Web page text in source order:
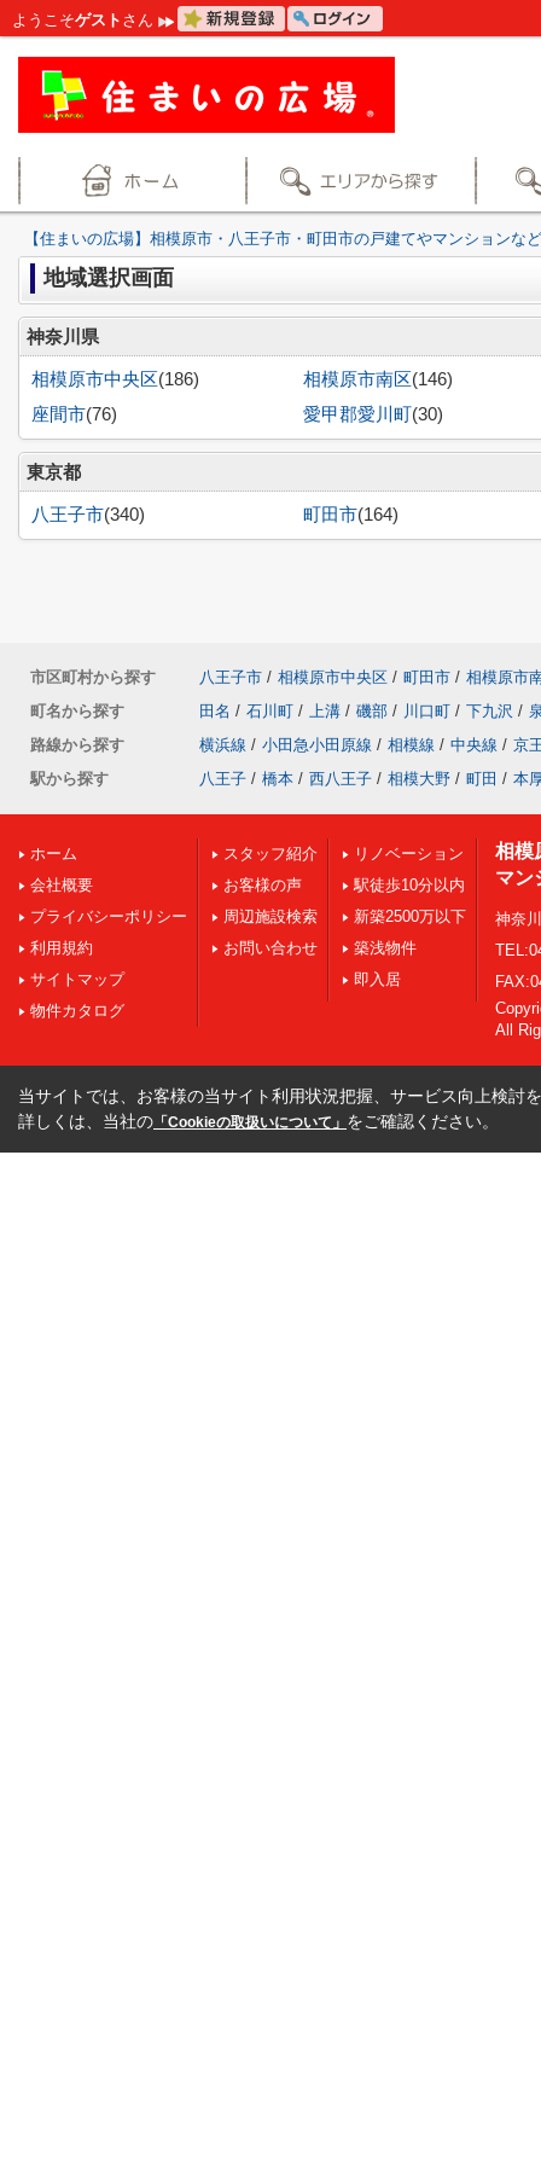
ようこそゲスト さん
【住まいの広場】相模原市・八王子市・町田市の戸建てやマンションな
地域選択画面
神奈川県
相模原市中央区(186) 相模原市南区(146)
座間市(76) 愛甲郡愛川町(30)
東京都
八王子市(340) 町田市(164)
市区町村から探す 八王子市 / 相模原市中央区 / 町田市 / 相模原市
町名から探す
田名 / 石川町 / 上溝 / 磯部 / 川口町 / 下九沢 /
路線から探す
横浜線 / 小田急小田原線 / 相模線 / 中央線 / 京
駅から探す
八王子 / 橋本 / 西八王子 / 相模大野 / 町田 / 本
ホーム
会社概要
プライバシーポリシー
利用規約
サイトマップ
物件カタログ
スタッフ紹介
お客様の声
周辺施設検索
お問い合わせ
リノベーション
駅徒歩10分以内
新築2500万以下
築浅物件
即入居
相模
マン
神奈
All
当サイトでは、お客様の当サイト利用状況把握、サービス向上検討
詳しくは、当社の 「Cookieの取扱いについて」 をご確認ください。